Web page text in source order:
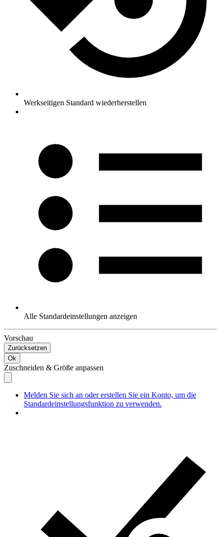
Werkseitigen Standard wiederherstellen
Alle Standardeinstellungen anzeigen
Vorschau
Zurücksetzen
Ok
Zuschneiden & Größe anpassen
Melden Sie sich an oder erstellen Sie ein Konto, um die
Standardeinstellungsfunktion zu verwenden.